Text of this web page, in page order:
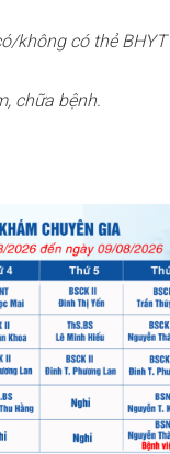
không có thẻ BHYT
chữa bệnh.